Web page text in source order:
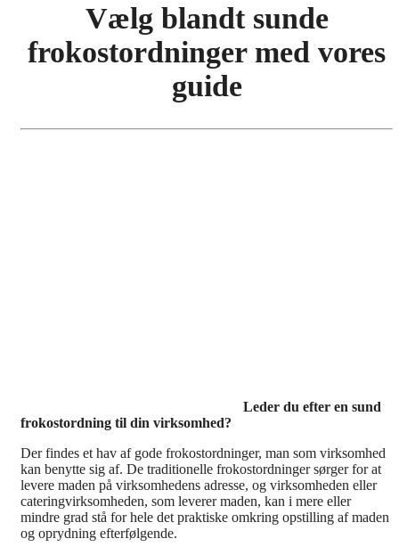
Vælg blandt sunde
frokostordninger med vores
guide
Leder du efter en sund
frokostordning til din virksomhed?
Der findes et hav af gode frokostordninger, man som virksomhed
kan benytte sig af. De traditionelle frokostordninger sørger for at
levere maden på virksomhedens adresse, og virksomheden eller
cateringvirksomheden, som leverer maden, kan i mere eller
mindre grad stå for hele det praktiske omkring opstilling af maden
og oprydning efterfølgende.